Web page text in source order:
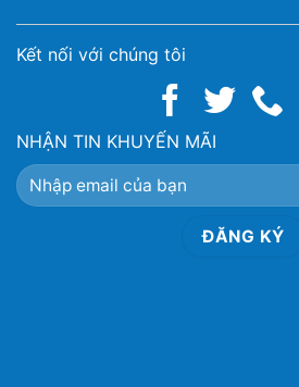
Kết nối với chúng tôi
NHẬN TIN KHUYẾN MÃI